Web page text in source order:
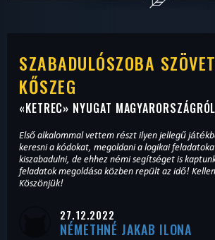
SZABADULÓSZOBA
KŐSZEG
«KETREC» NYUGAT MAGYARORSZÁGRÓL
Első alkalommal vettem részt ilyen jellegű
keresni a kódokat, megoldani a logikai
kiszabadulni, de ehhez némi segítséget is
feladatok megoldása közben repült az idő! Kellemes élmény volt!
Köszönjük!
27.12.2022
NÉMETHNÉ JAKAB ILONA